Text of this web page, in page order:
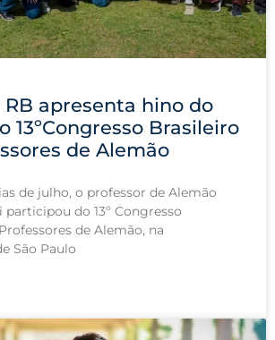
RB apresenta hino do
13ºCongresso Brasileiro
de Alemão
de julho, o professor de Alemão
participou do 13º Congresso
de Alemão, na
São Paulo